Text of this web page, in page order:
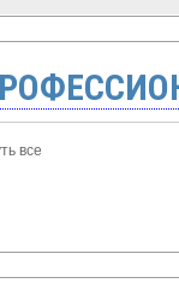
все